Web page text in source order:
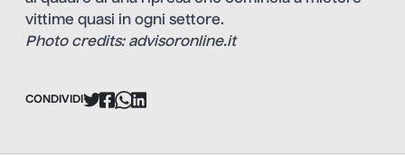
vittime quasi in ogni settore.
Photo credits: advisoronline.it
CONDIVIDI